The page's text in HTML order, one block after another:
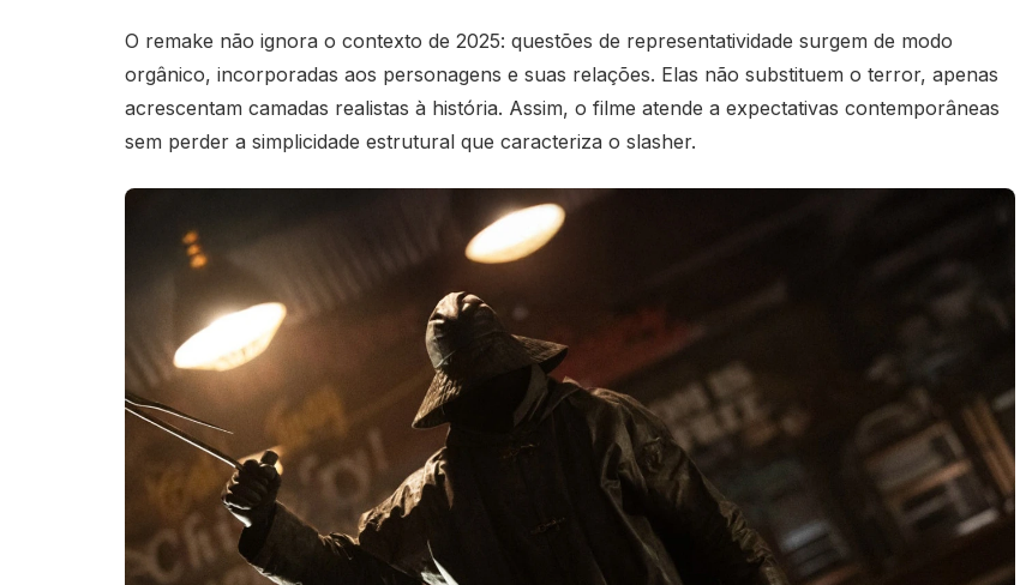
O remake não ignora o contexto de 2025: questões de representatividade surgem de modo
orgânico, incorporadas aos personagens e suas relações. Elas não substituem o terror, apenas
acrescentam camadas realistas à história. Assim, o filme atende a expectativas contemporâneas
sem perder a simplicidade estrutural que caracteriza o slasher.